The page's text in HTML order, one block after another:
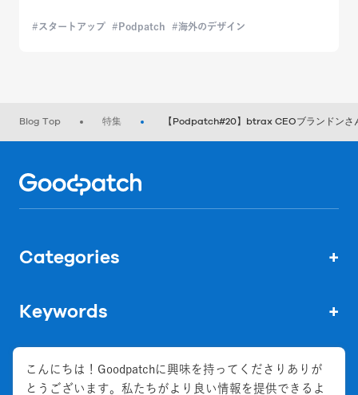
スタートアップ Podpatch 海外のデザイン
Blog Top 特集 【Podpatch#20】btrax CEOブランドンさ
Categories +
Keywords +
株式会社グッドパッチ
こんにちは！Goodpatchに興味を持ってくださりありが
とうございます。私たちがより良い情報を提供できるよ